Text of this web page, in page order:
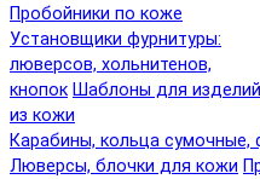
Пробойники по коже
Установщики фурнитуры:
люверсов, хольнитенов,
кнопок Шаблоны для изделий
из кожи
Карабины, кольца сумочные,
Люверсы, блочки для кожи